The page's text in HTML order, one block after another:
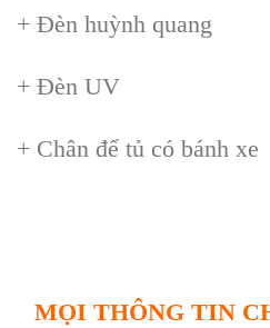
+ Đèn huỳnh quang
+ Đèn UV
+ Chân để tủ có bánh xe
MỌI THÔNG TIN